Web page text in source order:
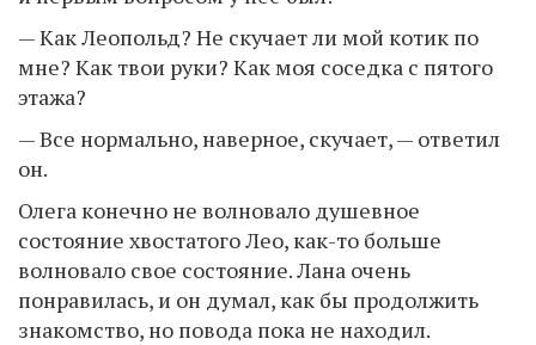
— Как Леопольд? Не скучает ли мой котик по
мне? Как твои руки? Как моя соседка с пятого
этажа?
— Все нормально, наверное, скучает, — ответил
он.
Олега конечно не волновало душевное
состояние хвостатого Лео, как-то больше
волновало свое состояние. Лана очень
понравилась, и он думал, как бы продолжить
знакомство, но повода пока не находил.